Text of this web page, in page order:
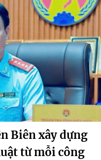
Biên xây dựng
từ mỗi công